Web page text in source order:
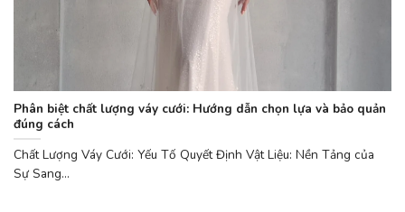
Phân biệt chất lượng váy cưới: Hướng dẫn chọn lựa và bảo quản
đúng cách
Chất Lượng Váy Cưới: Yếu Tố Quyết Định Vật Liệu: Nền Tảng của
Sự Sang...